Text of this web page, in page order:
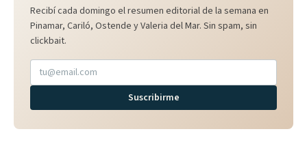
Recibí cada domingo el resumen editorial de la semana en
Pinamar, Cariló, Ostende y Valeria del Mar. Sin spam, sin
clickbait.
Suscribirme